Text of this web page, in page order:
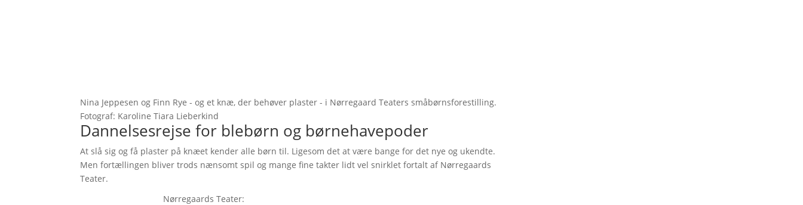
Nina Jeppesen og Finn Rye - og et knæ, der behøver plaster - i Nørregaard Teaters småbørnsforestilling.
Fotograf: Karoline Tiara Lieberkind
Dannelsesrejse for blebørn og børnehavepoder
At slå sig og få plaster på knæet kender alle børn til. Ligesom det at være bange for det nye og ukendte.
Men fortællingen bliver trods nænsomt spil og mange fine takter lidt vel snirklet fortalt af Nørregaards
Teater.
Nørregaards Teater: